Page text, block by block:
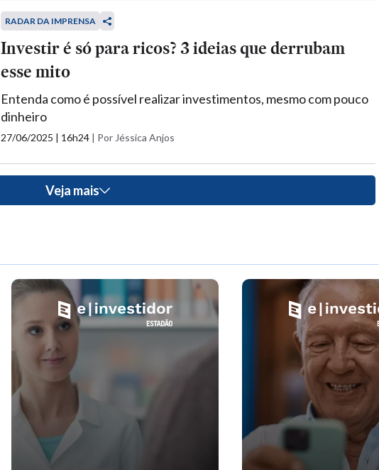
RADAR DA IMPRENSA
Investir é só para ricos? 3 ideias que derrubam
esse mito
Entenda como é possível realizar investimentos, mesmo com pouco
dinheiro
27/06/2025 | 16h24 | Por Jéssica Anjos
Veja mais